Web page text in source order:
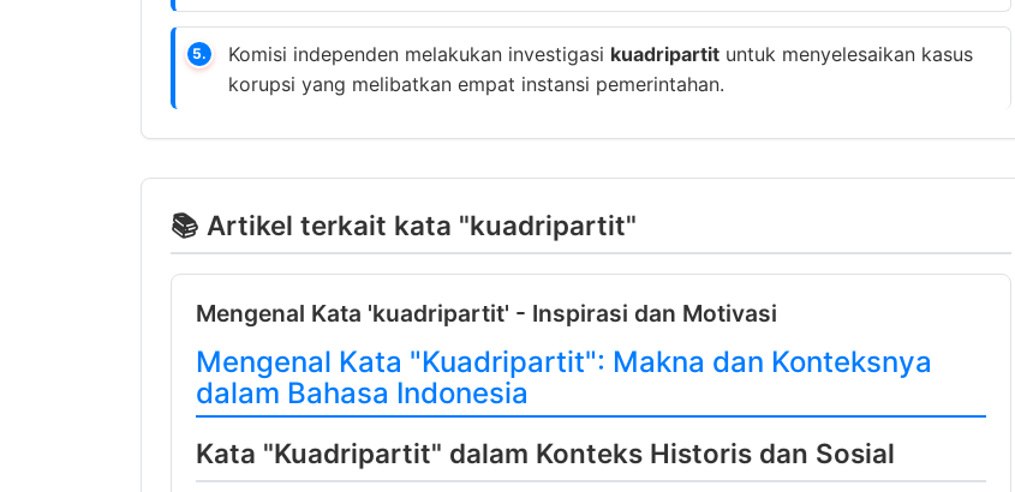
5. Komisi independen melakukan investigasi kuadripartit untuk menyelesaikan kasus
korupsi yang melibatkan empat instansi pemerintahan.
📚 Artikel terkait kata "kuadripartit"
Mengenal Kata 'kuadripartit' - Inspirasi dan Motivasi
Mengenal Kata "Kuadripartit": Makna dan Konteksnya
dalam Bahasa Indonesia
Kata "Kuadripartit" dalam Konteks Historis dan Sosial